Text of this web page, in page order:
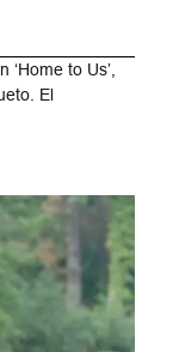
to Us’,
El